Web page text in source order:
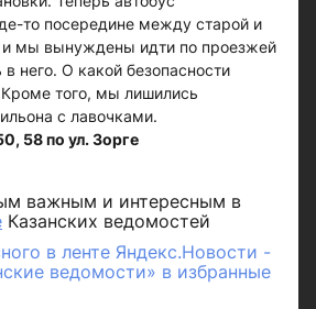
то посередине между старой и
и мы вынуждены идти по проезжей
в него. О какой безопасности
того, мы лишились
с лавочками.
58 по ул. Зорге
важным и интересным в
Казанских ведомостей
в ленте Яндекс.Новости -
ведомости» в избранные